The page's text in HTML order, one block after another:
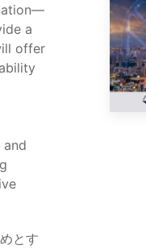
a
offer
とす